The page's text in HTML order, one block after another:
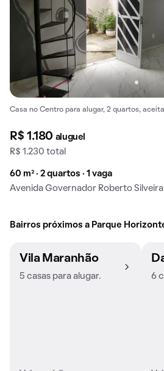
Casa no Centro para alugar, 2 quartos,
R$ 1.180 aluguel
R$ 1.230 total
60 m² · 2 quartos · 1 vaga
Avenida Governador Roberto
Bairros próximos a Parque
Vila Maranhão
5 casas para alugar. 6